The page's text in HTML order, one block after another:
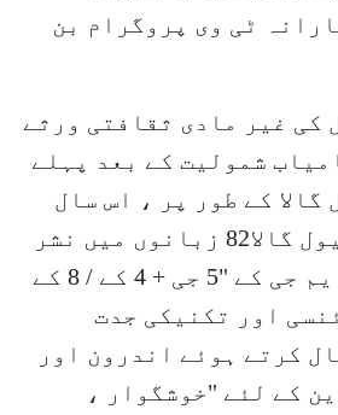
ٹی وی پروگرام بن
کی غیر مادی ثقافتی ورثے
شمولیت کے بعد پہلے
گالا کے طور پر ، اس سال
کااسپرنگ فیسٹیول گالا82 زبانوں میں نشر
ہو گا ، اور سی ایم جی کے "5 جی + 4 کے / 8 کے
اور تکنیکی جدت
کرتے ہوئے اندرون اور
کے لئے "خوشگوار ،